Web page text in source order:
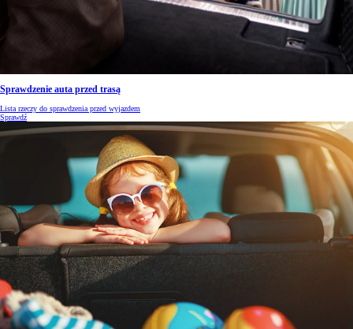
Sprawdzenie auta przed trasą
Lista rzeczy do sprawdzenia przed wyjazdem
Sprawdź